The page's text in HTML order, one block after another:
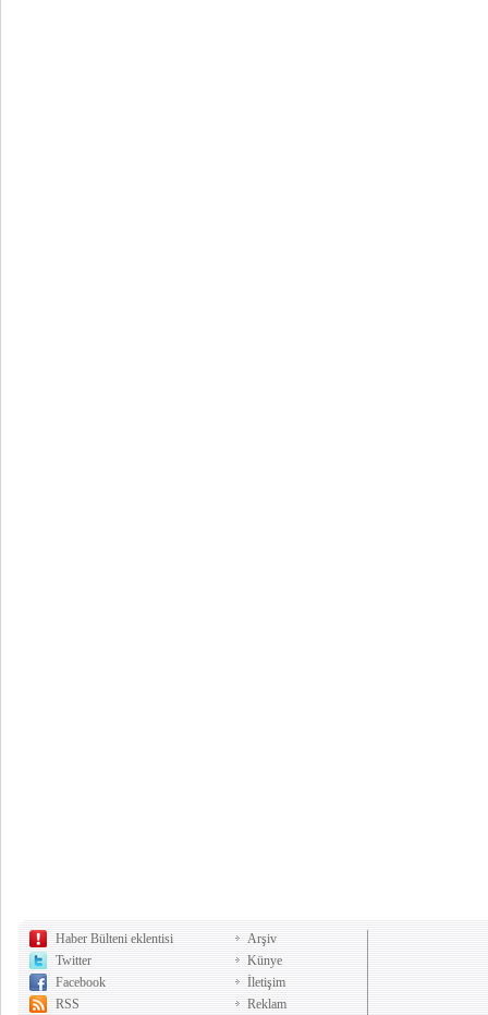
Haber Bülteni eklentisi
Twitter
Facebook
RSS
Arşiv
Künye
İletişim
Reklam